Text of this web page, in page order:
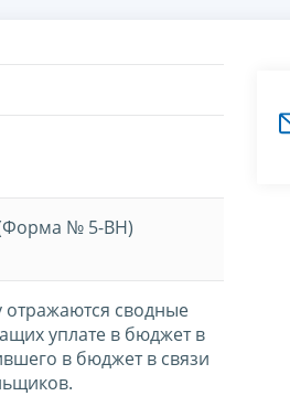
(Форма № 5-ВН)
отражаются сводные
уплате в бюджет в
в бюджет в связи